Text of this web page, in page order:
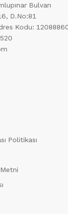
Bulvarı
D.No:81
Kodu:
Politikası